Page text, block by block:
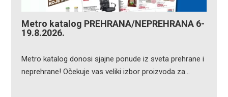
Metro katalog PREHRANA/NEPREHRANA 6-
19.8.2026.
Metro katalog donosi sjajne ponude iz sveta prehrane i
neprehrane! Očekuje vas veliki izbor proizvoda za…